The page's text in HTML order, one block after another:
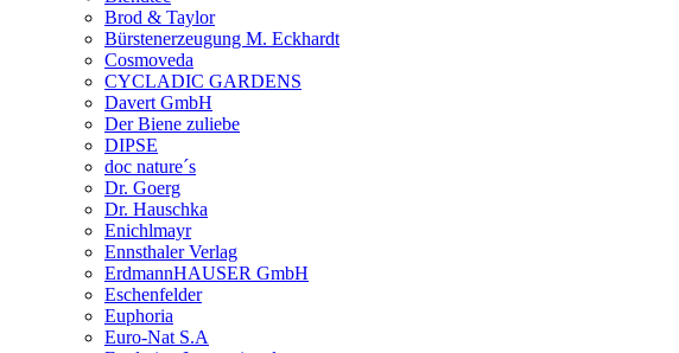
Brod & Taylor
Bürstenerzeugung M. Eckhardt
Cosmoveda
CYCLADIC GARDENS
Davert GmbH
Der Biene zuliebe
DIPSE
doc nature´s
Dr. Goerg
Dr. Hauschka
Enichlmayr
Ennsthaler Verlag
ErdmannHAUSER GmbH
Eschenfelder
Euphoria
Euro-Nat S.A